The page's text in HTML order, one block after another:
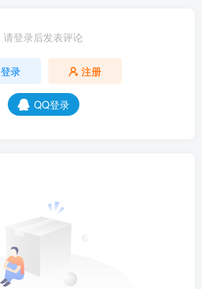
请登录后发表评论
登录 注册
QQ登录